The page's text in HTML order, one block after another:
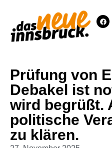
Prüfung von
Debakel ist
wird begrüßt.
politische
zu klären.